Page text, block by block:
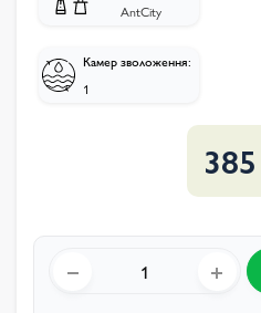
AntCity
Камер зволоження:
1
385